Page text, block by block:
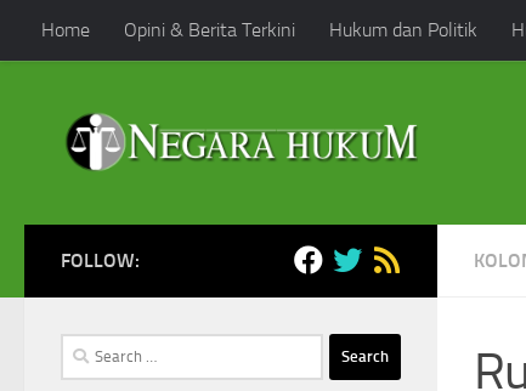
Skip to content
Home Opini & Berita Terkini Hukum dan Politik
FOLLOW:
Search
for: